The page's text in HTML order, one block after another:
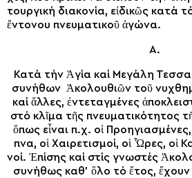
τουρ­γι­κή δι­α­κο­νί­α, εἰ­δι­κῶς κα­τά
ἔν­το­νου πνευ­μα­τι­κοῦ ἀ­γώ­να.
Α.
Κα­τά τήν Ἁ­γί­α καί Με­γά­λη
συ­νή­θων Ἀκολουθι­ῶν τοῦ
καί ἄλ­λες, ἐν­τεταγ­μέ­νες
στό κλῖ­μα τῆς πνευ­μα­τι­κό­τη­τος
ὅ­πως εἶ­ναι π.χ. οἱ
πνα, οἱ Χαι­ρε­τι­σμοί, οἱ Ὧ­ρες, οἱ
νοί. Ἐ­πί­σης καί στίς γνω­στές
συ­νή­θως κα­θ’ ὅ­λο τό ἔ­τος, ἔ­χουν